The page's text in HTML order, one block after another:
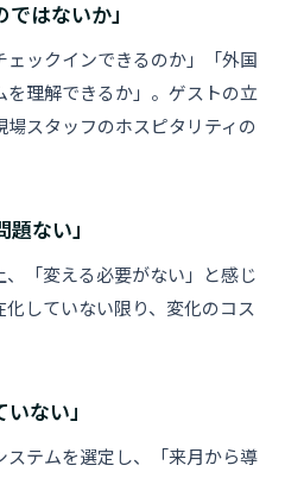
はないか」
ェックインできるのか」「外国
理解できるか」。ゲストの立
スタッフのホスピタリティの
ない」
「変える必要がない」と感じ
していない限り、変化のコス
ない」
テムを選定し、「来月から導